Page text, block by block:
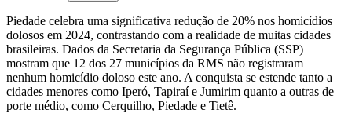
Piedade celebra uma significativa redução de 20% nos homicídios
dolosos em 2024, contrastando com a realidade de muitas cidades
brasileiras. Dados da Secretaria da Segurança Pública (SSP)
mostram que 12 dos 27 municípios da RMS não registraram
nenhum homicídio doloso este ano. A conquista se estende tanto a
cidades menores como Iperó, Tapiraí e Jumirim quanto a outras de
porte médio, como Cerquilho, Piedade e Tietê.